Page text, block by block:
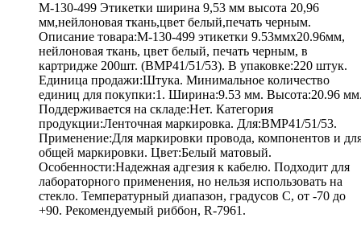
M-130-499 Этикетки ширина 9,53 мм высота 20,96
мм,нейлоновая ткань,цвет белый,печать черным.
Описание товара:M-130-499 этикетки 9.53ммх20.96мм,
нейлоновая ткань, цвет белый, печать черным, в
картридже 200шт. (BMP41/51/53). В упаковке:220 штук.
Единица продажи:Штука. Минимальное количество
единиц для покупки:1. Ширина:9.53 мм. Высота:20.96
Поддерживается на складе:Нет. Категория
продукции:Ленточная маркировка. Для:BMP41/51/53.
Применение:Для маркировки провода, компонентов и
общей маркировки. Цвет:Белый матовый.
Особенности:Надежная адгезия к кабелю. Подходит для
лабораторного применения, но нельзя использовать на
стекло. Температурный диапазон, градусов С, от -70 до
+90. Рекомендуемый риббон, R-7961.